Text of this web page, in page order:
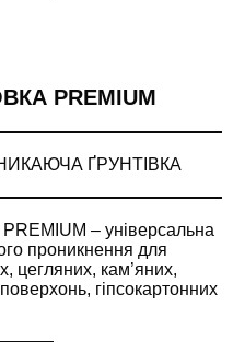
PREMIUM
ҐРУНТІВКА
– універсальна
проникнення для
цегляних, кам’яних,
гіпсокартонних